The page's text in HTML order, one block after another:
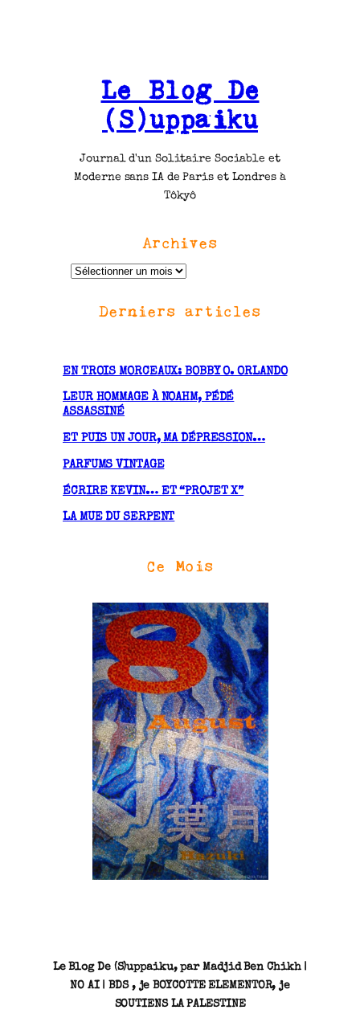
Le Blog De
(S)uppaiku
Journal d'un Solitaire Sociable et
Moderne sans IA de Paris et Londres à
Tôkyô
Archives
A
v
s
Derniers articles
EN TROIS MORCEAUX: BOBBY O. ORLANDO
LEUR HOMMAGE À NOAHM, PÉDÉ
ASSASSINÉ
ET PUIS UN JOUR, MA DÉPRESSION…
PARFUMS VINTAGE
ÉCRIRE KEVIN… ET “PROJET X”
LA MUE DU SERPENT
Ce Mois
Le Blog De (S)uppaiku, par Madjid Ben Chikh |
NO AI | BDS , je BOYCOTTE ELEMENTOR, je
SOUTIENS LA PALESTINE